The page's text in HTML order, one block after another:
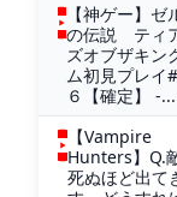
【神ゲー】ゼ
の伝説 ティ
ズオブザキン
ム初見プレイ
６【確定】 -...
【Vampire
Hunters】Q.
死ぬほど出て